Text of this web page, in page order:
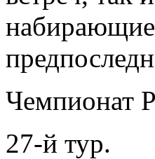
набирающие
Чемпионат
27-й тур.